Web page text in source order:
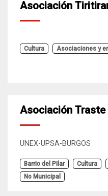
Asociación
Cultura Asociaciones y
Asociación Traste
UNEX-UPSA-BURGOS
Barrio del Pilar Cultura
No Municipal